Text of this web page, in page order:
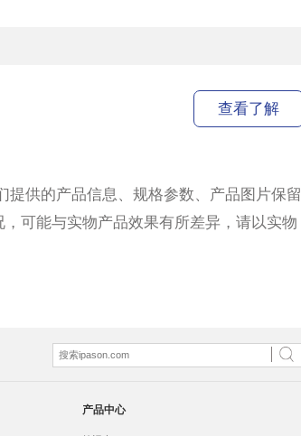
查看了解
供的产品信息、规格参数、产品图片保留
可能与实物产品效果有所差异，请以实物
产品中心